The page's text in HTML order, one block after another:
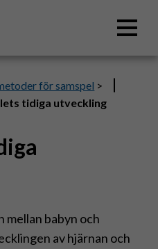
för samspel >
tidiga utveckling
mellan babyn och
av hjärnan och